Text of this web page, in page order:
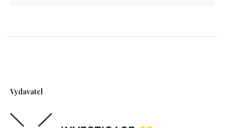
Vydavatel